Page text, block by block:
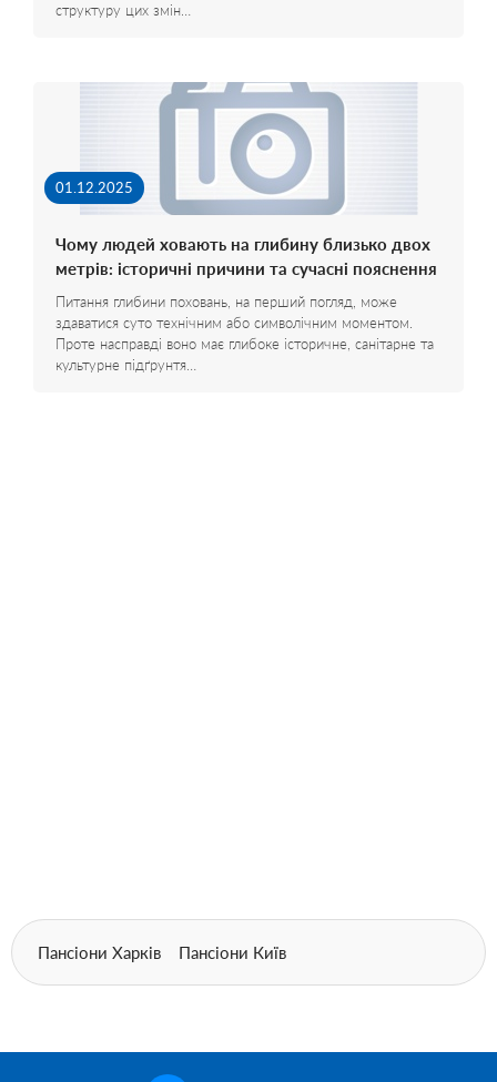
структуру цих змін…
01.12.2025
Чому людей ховають на глибину близько двох
метрів: історичні причини та сучасні пояснення
Питання глибини поховань, на перший погляд, може
здаватися суто технічним або символічним моментом.
Проте насправді воно має глибоке історичне, санітарне та
культурне підґрунтя…
Пансіони Харків Пансіони Київ